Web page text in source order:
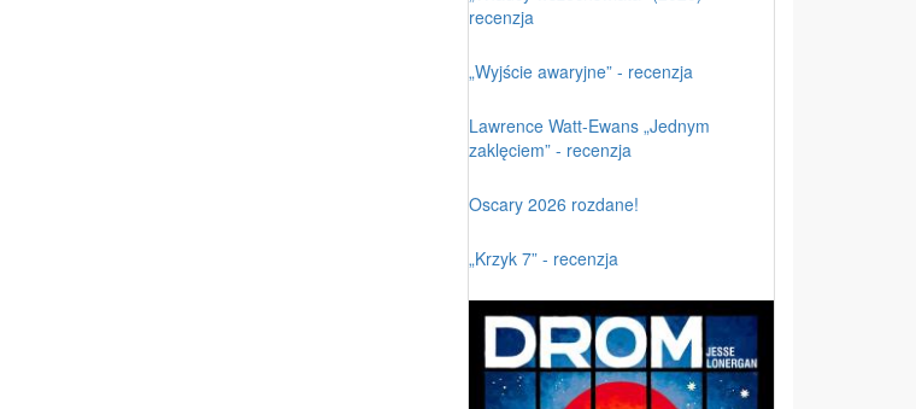
recenzja
„Wyjście awaryjne” - recenzja
Lawrence Watt-Ewans „Jednym
zaklęciem” - recenzja
Oscary 2026 rozdane!
„Krzyk 7” - recenzja